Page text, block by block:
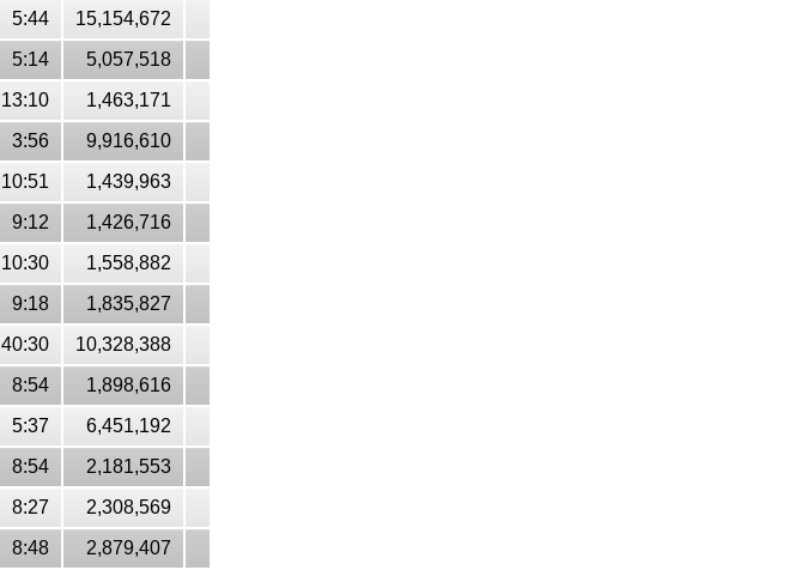
5:44
15,154,672
5:14
5,057,518
13:10
1,463,171
3:56
9,916,610
10:51
1,439,963
9:12
1,426,716
10:30
1,558,882
9:18
1,835,827
40:30
10,328,388
8:54
1,898,616
5:37
6,451,192
8:54
2,181,553
8:27
2,308,569
8:48
2,879,407